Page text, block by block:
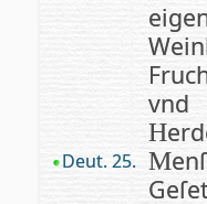
Deut. 25.
vnd
H
M